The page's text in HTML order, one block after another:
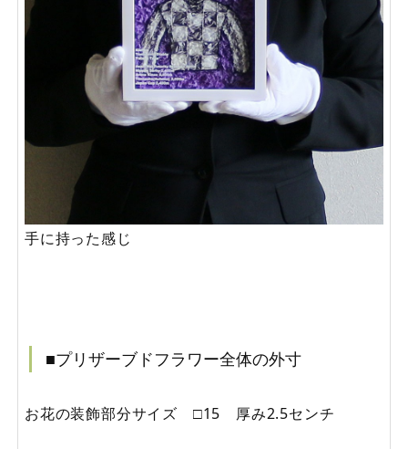
手に持った感じ
■プリザーブドフラワー全体の外寸
お花の装飾部分サイズ □15 厚み2.5センチ